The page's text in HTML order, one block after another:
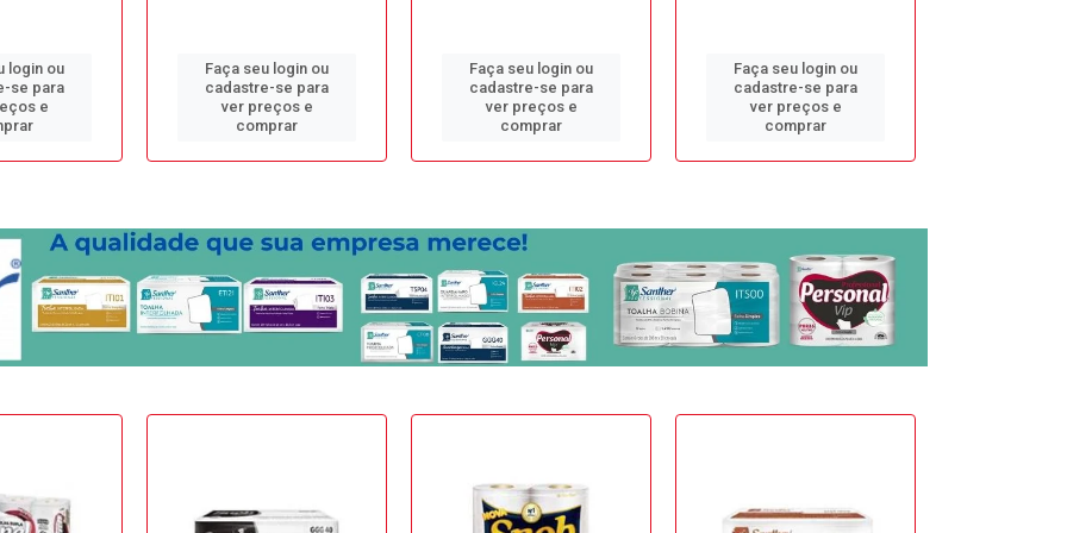
login ou
se para
e
Faça seu login ou
cadastre-se para
ver preços e
comprar
Faça seu login ou
cadastre-se para
ver preços e
comprar
Faça seu login ou
cadastre-se para
ver preços e
comprar